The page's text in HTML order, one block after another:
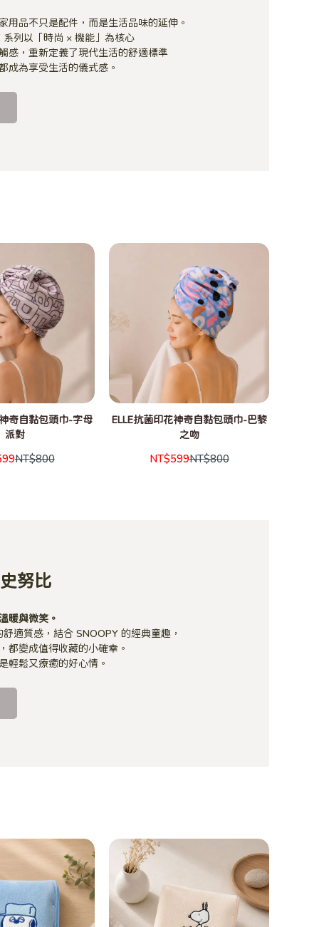
用品不只是配件，而是生活品味的延伸。
系列以「時尚 × 機能」為核心
感，重新定義了現代生活的舒適標準
成為享受生活的儀式感。
奇自黏包頭巾-字母
派對
NT$800
ELLE抗菌印花神奇自黏包頭巾-巴黎
之吻
NT$599NT$800
努比
暖與微笑。
適質感，結合 SNOOPY 的經典童趣，
都變成值得收藏的小確幸。
輕鬆又療癒的好心情。